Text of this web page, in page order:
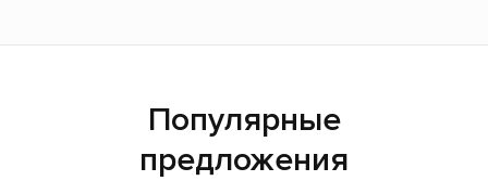
Популярные
предложения